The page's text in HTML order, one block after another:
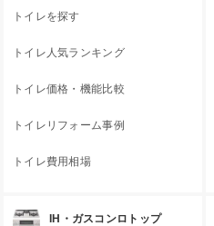
トイレを探す
トイレ人気ランキング
トイレ価格・機能比較
トイレリフォーム事例
トイレ費用相場
IH・ガスコンロトップ